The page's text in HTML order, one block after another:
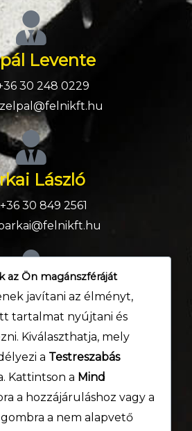
Levente
30 248 0229
László
30 849 2561
István
30 172 2690
László
az Ön magánszféráját
javítani az élményt,
tartalmat nyújtani és
Kiválaszthatja, mely
a Testreszabás
Kattintson a Mind
a hozzájáruláshoz vagy a
gombra a nem alapvető